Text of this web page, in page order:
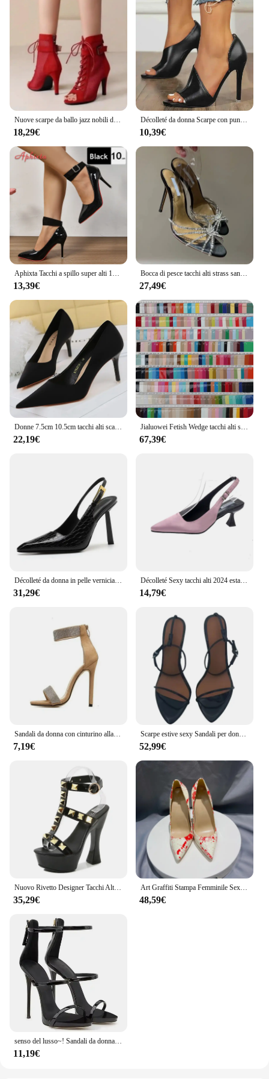
Nuove scarpe da ballo jazz nobili di alta qualità per stivaletti sexy con tacco rosso da donna Sandali da ballo indoor con cerniera peep toe
18,29€
Décolleté da donna Scarpe con punta aperta Tacchi alti neri sexy con punta aperta da donna Talon Femme 735
10,39€
Aphixta Tacchi a spillo super alti 12 cm / 10 cm Fibbia della cintura Décolleté in pelle verniciata Scarpe da donna Punta a punta Party Big Size 48 49 50
13,39€
Bocca di pesce tacchi alti strass sandali con cinturino estivo trasparente scarpe di cristallo aperte da donna Sexy Stiletto da donna
27,49€
Donne 7.5cm 10.5cm tacchi alti scarpe décolleté di seta Lady verde viola rosso Fetish matrimonio da sposa tacchi medi bassi scarpe da sera per feste
22,19€
Jialuowei Fetish Wedge tacchi alti sandali donna 18cm tacco Super alto suola con zeppa piattaforma Sexy cinturino alla caviglia pompe scarpe Unisex
67,39€
Décolleté da donna in pelle verniciata moda stile stella Décolleté estivi con punta quadrata e fibbia in metallo Scarpe eleganti eleganti con tacco alto sottile
31,29€
Décolleté Sexy tacchi alti 2024 estate tendenza scarpe da donna tacchi a spillo sandali a punta moda fibbia posteriore donna tacchi a spillo Party
14,79€
Sandali da donna con cinturino alla caviglia 2023 Moda estiva strass Tacchi alti sottili Sandali gladiatore Fascia stretta Abito da festa Scarpe con pompa
7,19€
Scarpe estive sexy Sandali per donna Taglia grande 45 Tacchi alti Infradito Cinghie strette Scarpe da ballo per feste di nozze Calzature da donna
52,99€
Nuovo Rivetto Designer Tacchi Alti 2022 Moda Piattaforma Spessa Club Donne Pompe Modelli Estivi Sexy Sandali Bianco Nero Rosso Donna Scarpa
35,29€
Art Graffiti Stampa Femminile Sexy Tacco A Spillo Tacco Alto 10Cm Patchwork Ladies Party Scarpe a Punta Décolleté Colore Plus Size 34-45
48,59€
senso del lusso~! Sandali da donna Scarpe casual nobili con tacco alto sexy scarpe da donna con tacco per donna scarpe da sposa sposa
11,19€